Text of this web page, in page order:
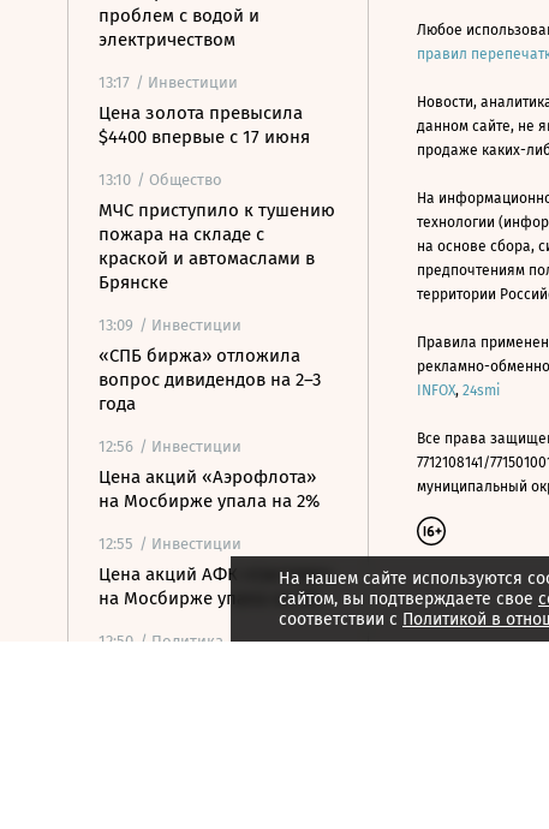
проблем с водой и
электричеством
13:17 / Инвестиции
Цена золота превысила
$4400 впервые с 17 июня
13:10 / Общество
МЧС приступило к тушению
пожара на складе с
краской и автомаслами в
Брянске
13:09 / Инвестиции
«СПБ биржа» отложила
вопрос дивидендов на 2–3
года
12:56 / Инвестиции
Цена акций «Аэрофлота»
на Мосбирже упала на 2%
12:55 / Инвестиции
Цена акций АФК «Система»
на Мосбирже упала на 2%
12:50 / Политика
На нашем сайте используются
сайтом, вы подтверждаете свое
соответствии с Политикой в
Любое
правил
Новости,
данном сайте, не
продаже каких-
На
технологии
на основе сбора,
предпочтениям
территории
Правила
рекламно-
INFOX, 24smi
Все права
7712108141/
муниципальный